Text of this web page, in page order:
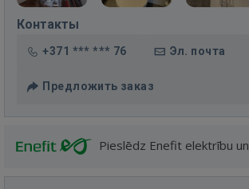
Контакты
+371 *** *** 76 Эл. почта
Предложить заказ
Pieslēdz Enefit elektrību